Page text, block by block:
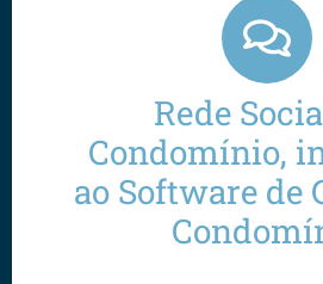
Rede
Condomínio,
ao Software de